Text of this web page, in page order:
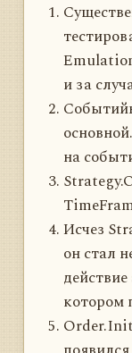
и за
на
Исчез
он стал
котором